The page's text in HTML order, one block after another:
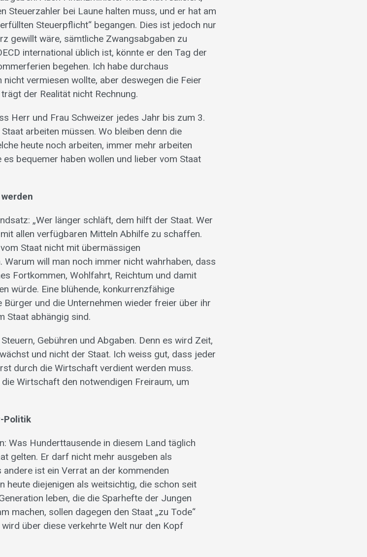
Steuerzahler bei Laune halten muss, und er hat am
Steuerpflicht“ begangen. Dies ist jedoch nur
gewillt wäre, sämtliche Zwangsabgaben zu
international üblich ist, könnte er den Tag der
begehen. Ich habe durchaus
vermiesen wollte, aber deswegen die Feier
der Realität nicht Rechnung.
Herr und Frau Schweizer jedes Jahr bis zum 3.
arbeiten müssen. Wo bleiben denn die
heute noch arbeiten, immer mehr arbeiten
bequemer haben wollen und lieber vom Staat
„Wer länger schläft, dem hilft der Staat. Wer
allen verfügbaren Mitteln Abhilfe zu schaffen.
Staat nicht mit übermässigen
will man noch immer nicht wahrhaben, dass
Fortkommen, Wohlfahrt, Reichtum und damit
würde. Eine blühende, konkurrenzfähige
und die Unternehmen wieder freier über ihr
Staat abhängig sind.
Gebühren und Abgaben. Denn es wird Zeit,
und nicht der Staat. Ich weiss gut, dass jeder
durch die Wirtschaft verdient werden muss.
Wirtschaft den notwendigen Freiraum, um
Politik
Was Hunderttausende in diesem Land täglich
gelten. Er darf nicht mehr ausgeben als
ist ein Verrat an der kommenden
heute diejenigen als weitsichtig, die schon seit
leben, die die Sparhefte der Jungen
machen, sollen dagegen den Staat „zu Tode“
über diese verkehrte Welt nur den Kopf